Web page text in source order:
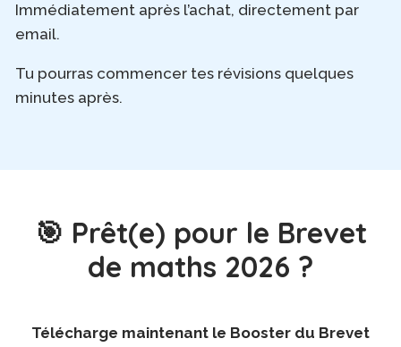
Immédiatement après l’achat, directement par
email.
Tu pourras commencer tes révisions quelques
minutes après.
🎯 Prêt(e) pour le Brevet
de maths 2026 ?
Télécharge maintenant le Booster du Brevet